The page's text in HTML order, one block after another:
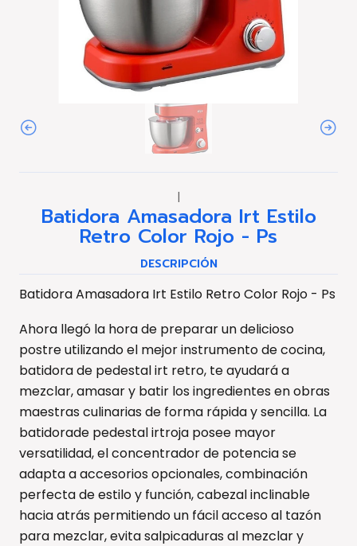
|
Batidora Amasadora Irt Estilo
Retro Color Rojo - Ps
DESCRIPCIÓN
Batidora Amasadora Irt Estilo Retro Color Rojo - Ps
Ahora llegó la hora de preparar un delicioso
postre utilizando el mejor instrumento de cocina,
batidora de pedestal irt retro, te ayudará a
mezclar, amasar y batir los ingredientes en obras
maestras culinarias de forma rápida y sencilla. La
batidorade pedestal irtroja posee mayor
versatilidad, el concentrador de potencia se
adapta a accesorios opcionales, combinación
perfecta de estilo y función, cabezal inclinable
hacia atrás permitiendo un fácil acceso al tazón
para mezclar, evita salpicaduras al mezclar y